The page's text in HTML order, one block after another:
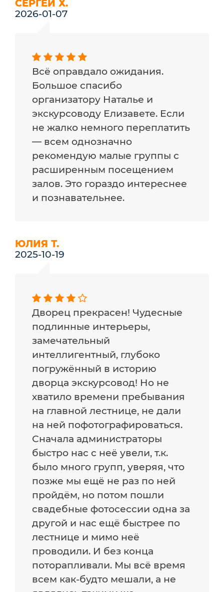
СЕРГЕЙ Х.
2026-01-07
Всё оправдало ожидания.
Большое спасибо
организатору Наталье и
экскурсоводу Елизавете. Если
не жалко немного переплатить
— всем однозначно
рекомендую малые группы с
расширенным посещением
залов. Это гораздо интереснее
и познавательнее.
ЮЛИЯ Т.
2025-10-19
Дворец прекрасен! Чудесные
подлинные интерьеры,
замечательный
интеллигентный, глубоко
погружëнный в историю
дворца экскурсовод! Но не
хватило времени пребывания
на главной лестнице, не дали
на ней пофотографироваться.
Сначала администраторы
быстро нас с неë увели, т.к.
было много групп, уверяя, что
позже мы ещё не раз по ней
пройдëм, но потом пошли
свадебные фотосессии одна за
другой и нас ещё быстрее по
лестнице и мимо неë
проводили. И без конца
поторапливали. Мы всё время
всем как-будто мешали, а не